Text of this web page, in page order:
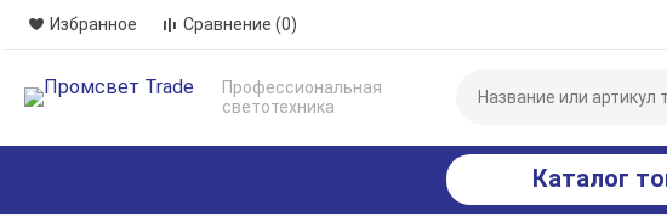
Избранное Сравнение (0)
Профессиональная
светотехника
Каталог